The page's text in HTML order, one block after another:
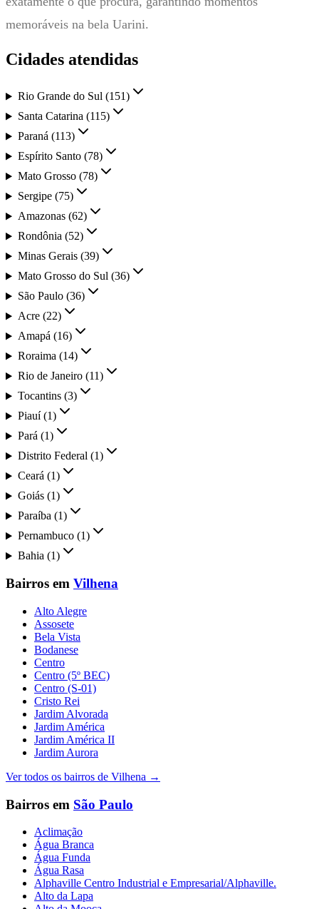
memoráveis na bela Uarini.
Cidades atendidas
Rio Grande do Sul (151)
Santa Catarina (115)
Paraná (113)
Espírito Santo (78)
Mato Grosso (78)
Sergipe (75)
Amazonas (62)
Rondônia (52)
Minas Gerais (39)
Mato Grosso do Sul (36)
São Paulo (36)
Acre (22)
Amapá (16)
Roraima (14)
Rio de Janeiro (11)
Tocantins (3)
Piauí (1)
Pará (1)
Distrito Federal (1)
Ceará (1)
Goiás (1)
Paraíba (1)
Pernambuco (1)
Bahia (1)
Bairros em Vilhena
Alto Alegre
Assosete
Bela Vista
Bodanese
Centro
Centro (5º BEC)
Centro (S-01)
Cristo Rei
Jardim Alvorada
Jardim América
Jardim América II
Jardim Aurora
Ver todos os bairros de Vilhena →
Bairros em São Paulo
Aclimação
Água Branca
Água Funda
Água Rasa
Alphaville Centro Industrial e Empresarial/Alphaville.
Alto da Lapa